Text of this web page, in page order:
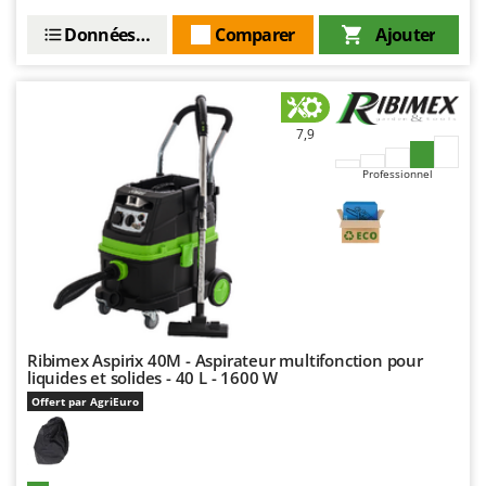
Shark
Smartwood
Smeg
Snapper
Solidur
Spice Electronics
Spiralmac
Spring Protezione
Spyro
Stanley
Ajouter
Comparer
Données techniques
7,9
Professionnel
Ribimex Aspirix 40M - Aspirateur multifonction pour
liquides et solides - 40 L - 1600 W
Offert par AgriEuro